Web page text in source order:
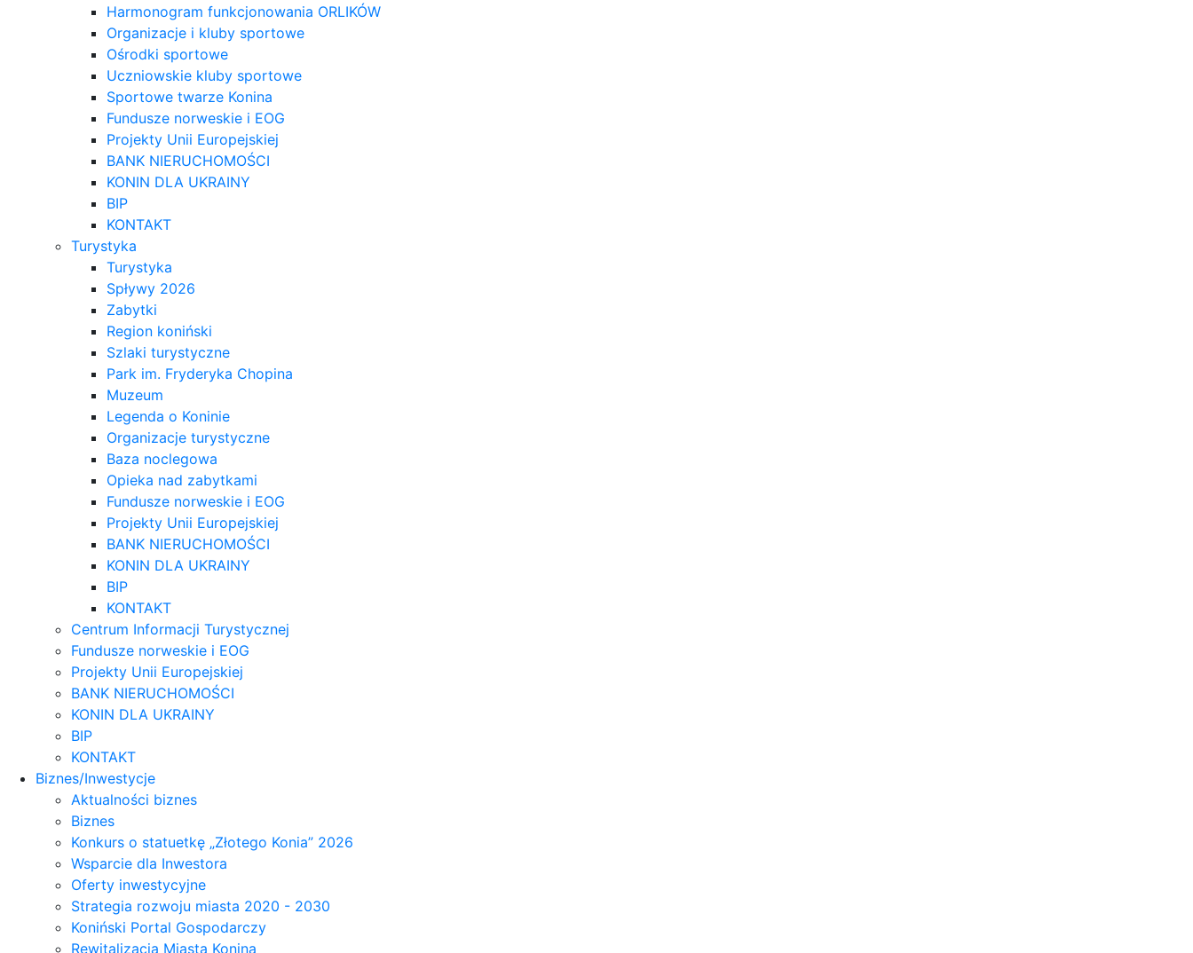
Harmonogram funkcjonowania ORLIKÓW
Organizacje i kluby sportowe
Ośrodki sportowe
Uczniowskie kluby sportowe
Sportowe twarze Konina
Fundusze norweskie i EOG
Projekty Unii Europejskiej
BANK NIERUCHOMOŚCI
KONIN DLA UKRAINY
BIP
KONTAKT
Turystyka
Turystyka
Spływy 2026
Zabytki
Region koniński
Szlaki turystyczne
Park im. Fryderyka Chopina
Muzeum
Legenda o Koninie
Organizacje turystyczne
Baza noclegowa
Opieka nad zabytkami
Fundusze norweskie i EOG
Projekty Unii Europejskiej
BANK NIERUCHOMOŚCI
KONIN DLA UKRAINY
BIP
KONTAKT
Centrum Informacji Turystycznej
Fundusze norweskie i EOG
Projekty Unii Europejskiej
BANK NIERUCHOMOŚCI
KONIN DLA UKRAINY
BIP
KONTAKT
Biznes/Inwestycje
Aktualności biznes
Biznes
Konkurs o statuetkę „Złotego Konia” 2026
Wsparcie dla Inwestora
Oferty inwestycyjne
Strategia rozwoju miasta 2020 - 2030
Koniński Portal Gospodarczy
Rewitalizacja Miasta Konina